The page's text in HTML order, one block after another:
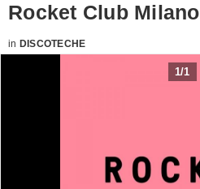
Rocket Club Milano
in DISCOTECHE
1/1